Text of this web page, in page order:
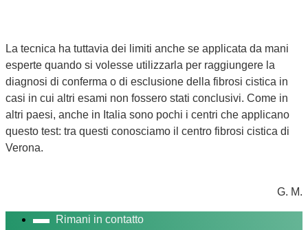
La tecnica ha tuttavia dei limiti anche se applicata da mani
esperte quando si volesse utilizzarla per raggiungere la
diagnosi di conferma o di esclusione della fibrosi cistica in
casi in cui altri esami non fossero stati conclusivi. Come in
altri paesi, anche in Italia sono pochi i centri che applicano
questo test: tra questi conosciamo il centro fibrosi cistica di
Verona.
G. M.
Rimani in contatto